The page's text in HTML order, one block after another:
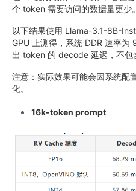
个 token 需要访问的数据量更少。
以下结果使用 Llama-3.1-8B-
GPU 上测得，系统 DDR 速率
出 token 的 decode 延迟，不包
注意：实际效果可能会因系统配
化。
16k-token prompt